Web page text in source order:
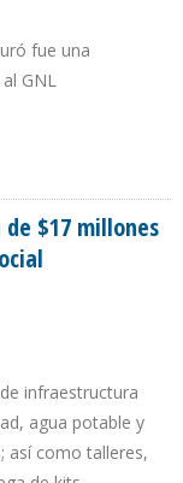
fue una
GNL
$17 millones
infraestructura
agua potable y
así como talleres,